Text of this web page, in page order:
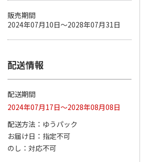
ペット線香 虹のか
なた フルーティフ
ローラルの香り
590円
(送料別・税込)
100円
(送料別・税込)
販売期間
2024年07月10日～2028年07月31日
配送情報
配送期間
2024年07月17日～2028年08月08日
配送方法
ゆうパック
お届け日
指定不可
のし
対応不可